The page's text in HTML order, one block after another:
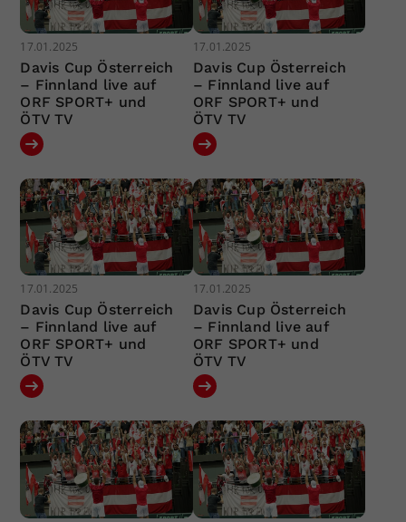
17.01.2025
Davis Cup Österreich
– Finnland live auf
ORF SPORT+ und
ÖTV TV
17.01.2025
Davis Cup Österreich
– Finnland live auf
ORF SPORT+ und
ÖTV TV
17.01.2025
Davis Cup Österreich
– Finnland live auf
ORF SPORT+ und
ÖTV TV
17.01.2025
Davis Cup Österreich
– Finnland live auf
ORF SPORT+ und
ÖTV TV